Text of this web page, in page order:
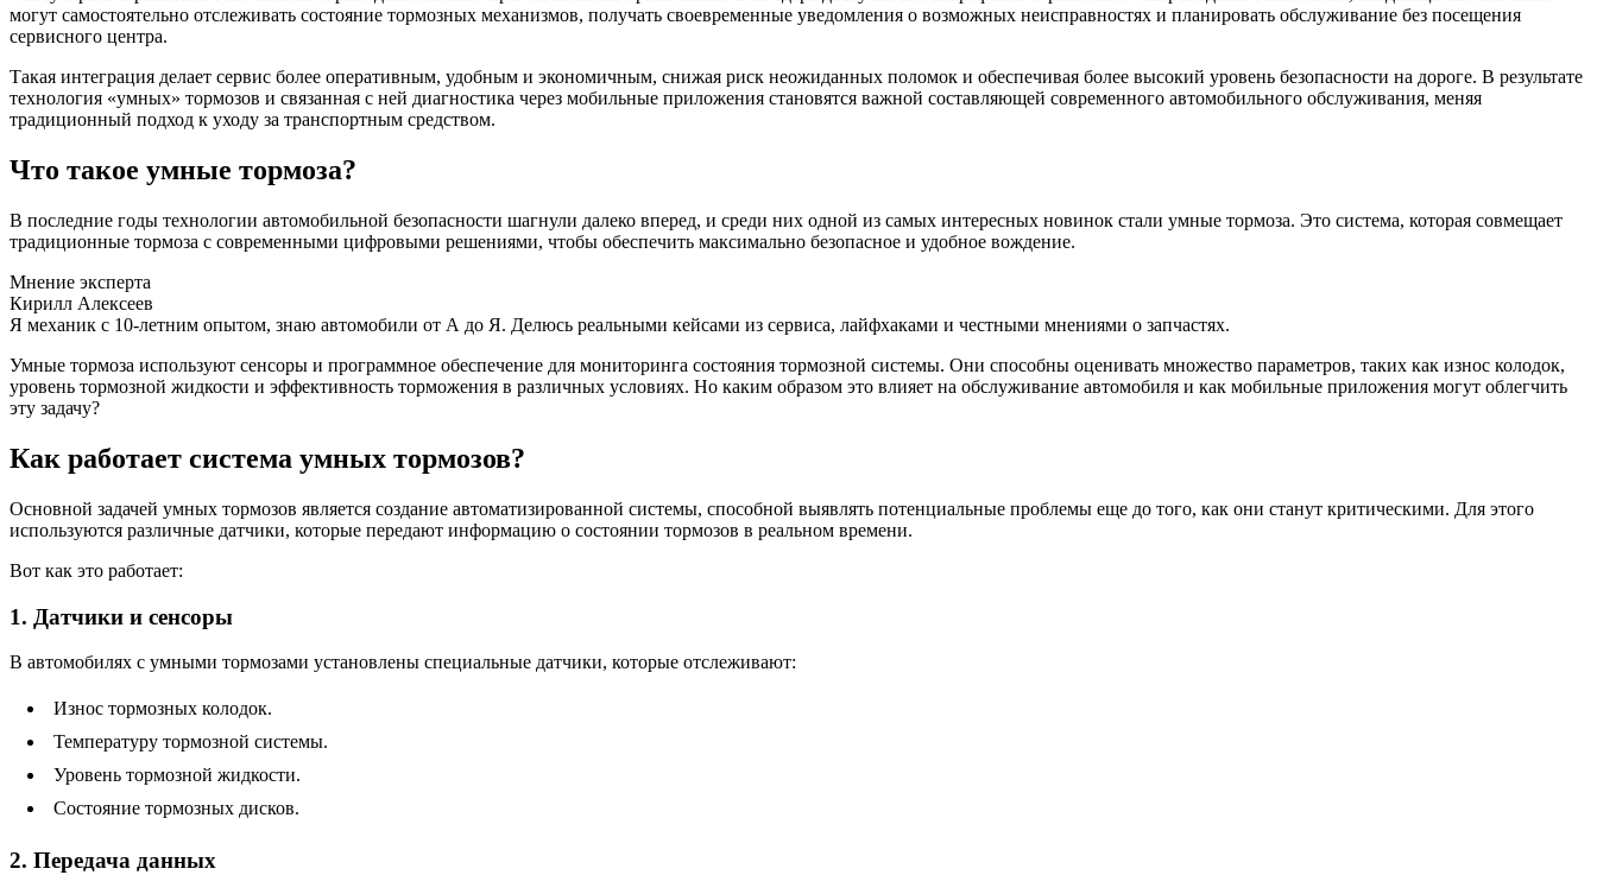
могут самостоятельно отслеживать состояние тормозных механизмов, получать своевременные уведомления о возможных неисправностях и планировать обслуживание без посещения
сервисного центра.
Такая интеграция делает сервис более оперативным, удобным и экономичным, снижая риск неожиданных поломок и обеспечивая более высокий уровень безопасности на дороге. В результате
технология «умных» тормозов и связанная с ней диагностика через мобильные приложения становятся важной составляющей современного автомобильного обслуживания, меняя
традиционный подход к уходу за транспортным средством.
Что такое умные тормоза?
В последние годы технологии автомобильной безопасности шагнули далеко вперед, и среди них одной из самых интересных новинок стали умные тормоза. Это система, которая совмещает
традиционные тормоза с современными цифровыми решениями, чтобы обеспечить максимально безопасное и удобное вождение.
Мнение эксперта
Кирилл Алексеев
Я механик с 10-летним опытом, знаю автомобили от А до Я. Делюсь реальными кейсами из сервиса, лайфхаками и честными мнениями о запчастях.
Умные тормоза используют сенсоры и программное обеспечение для мониторинга состояния тормозной системы. Они способны оценивать множество параметров, таких как износ колодок,
уровень тормозной жидкости и эффективность торможения в различных условиях. Но каким образом это влияет на обслуживание автомобиля и как мобильные приложения могут облегчить
эту задачу?
Как работает система умных тормозов?
Основной задачей умных тормозов является создание автоматизированной системы, способной выявлять потенциальные проблемы еще до того, как они станут критическими. Для этого
используются различные датчики, которые передают информацию о состоянии тормозов в реальном времени.
Вот как это работает:
1. Датчики и сенсоры
В автомобилях с умными тормозами установлены специальные датчики, которые отслеживают:
Износ тормозных колодок.
Температуру тормозной системы.
Уровень тормозной жидкости.
Состояние тормозных дисков.
2. Передача данных